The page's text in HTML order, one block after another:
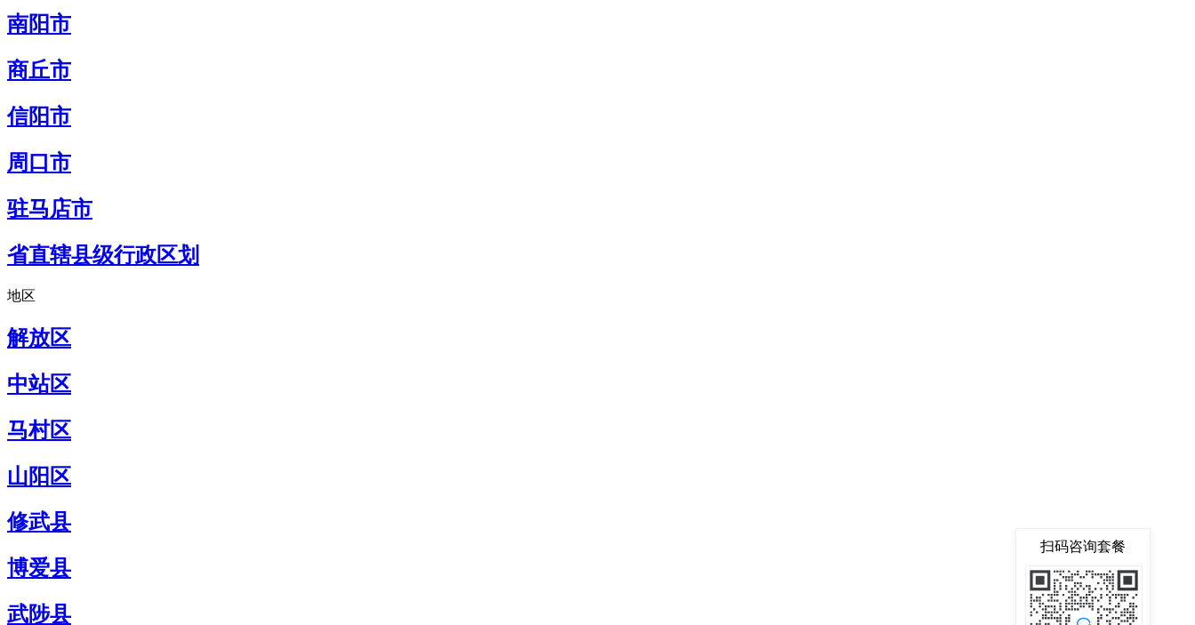
南阳市
商丘市
信阳市
周口市
驻马店市
省直辖县级行政区划
地区
解放区
中站区
马村区
山阳区
修武县
博爱县
武陟县
扫码咨询套餐